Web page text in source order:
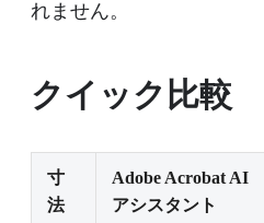
れません。
クイック比較
寸
法
Adobe Acrobat AI
アシスタント